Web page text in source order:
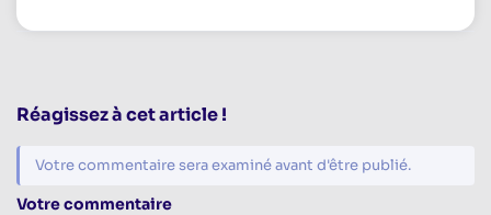
Réagissez à cet article !
Votre commentaire sera examiné avant d'être publié.
Votre commentaire